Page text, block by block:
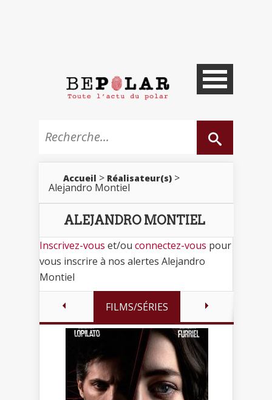
Accueil > Réalisateur(s) >
Alejandro Montiel
ALEJANDRO MONTIEL
Inscrivez-vous et/ou connectez-vous pour
vous inscrire à nos alertes Alejandro
Montiel
FILMS/SÉRIES